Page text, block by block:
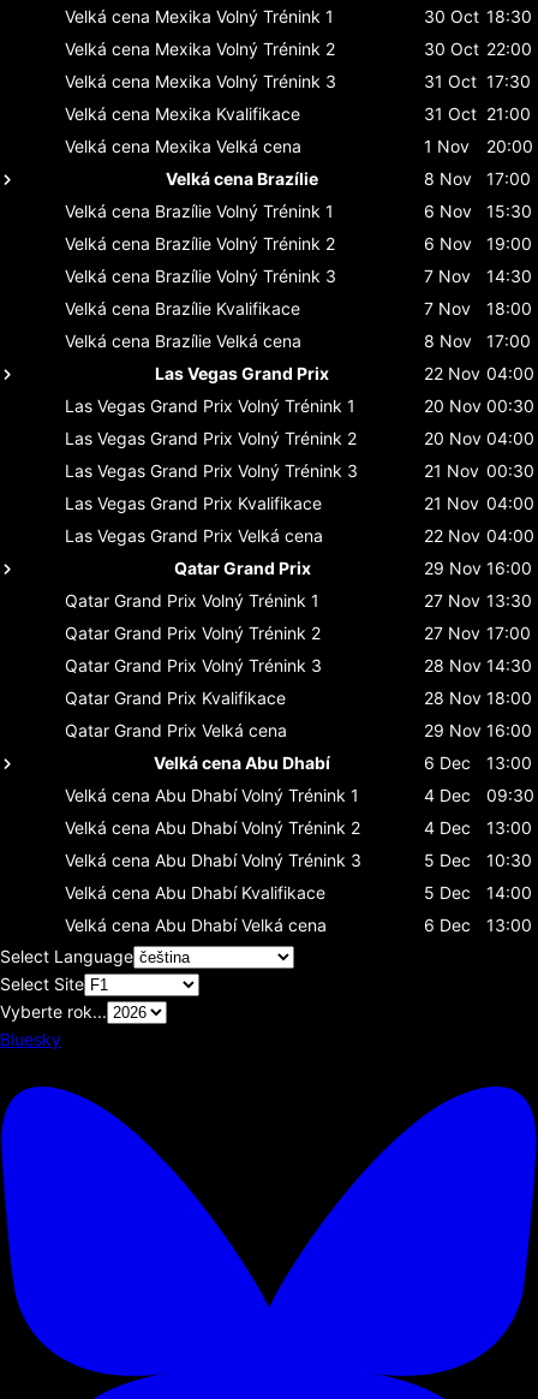
Velká cena Mexika Volný Trénink 1 30 Oct 18:30
Velká cena Mexika Volný Trénink 2 30 Oct 22:00
Velká cena Mexika Volný Trénink 3 31 Oct 17:30
Velká cena Mexika Kvalifikace 31 Oct 21:00
Velká cena Mexika Velká cena 1 Nov
20:00
Velká cena Brazílie
8 Nov
17:00
Velká cena Brazílie Volný Trénink 1 6 Nov
15:30
Velká cena Brazílie Volný Trénink 2 6 Nov
19:00
Velká cena Brazílie Volný Trénink 3 7 Nov
14:30
Velká cena Brazílie Kvalifikace 7 Nov
18:00
Velká cena Brazílie Velká cena 8 Nov
17:00
Las Vegas Grand Prix
22 Nov 04:00
Las Vegas Grand Prix Volný Trénink 1 20 Nov 00:30
Las Vegas Grand Prix Volný Trénink 2 20 Nov 04:00
Las Vegas Grand Prix Volný Trénink 3 21 Nov 00:30
Las Vegas Grand Prix Kvalifikace 21 Nov 04:00
Las Vegas Grand Prix Velká cena 22 Nov 04:00
Qatar Grand Prix
29 Nov 16:00
Qatar Grand Prix Volný Trénink 1 27 Nov 13:30
Qatar Grand Prix Volný Trénink 2 27 Nov 17:00
Qatar Grand Prix Volný Trénink 3 28 Nov 14:30
Qatar Grand Prix Kvalifikace 28 Nov 18:00
Qatar Grand Prix Velká cena 29 Nov 16:00
Velká cena Abu Dhabí
6 Dec
13:00
Velká cena Abu Dhabí Volný Trénink 1 4 Dec
09:30
Velká cena Abu Dhabí Volný Trénink 2 4 Dec
13:00
Velká cena Abu Dhabí Volný Trénink 3 5 Dec
10:30
Velká cena Abu Dhabí Kvalifikace 5 Dec
14:00
Velká cena Abu Dhabí Velká cena 6 Dec
13:00
Select Language
Select Site
Vyberte rok...
Bluesky